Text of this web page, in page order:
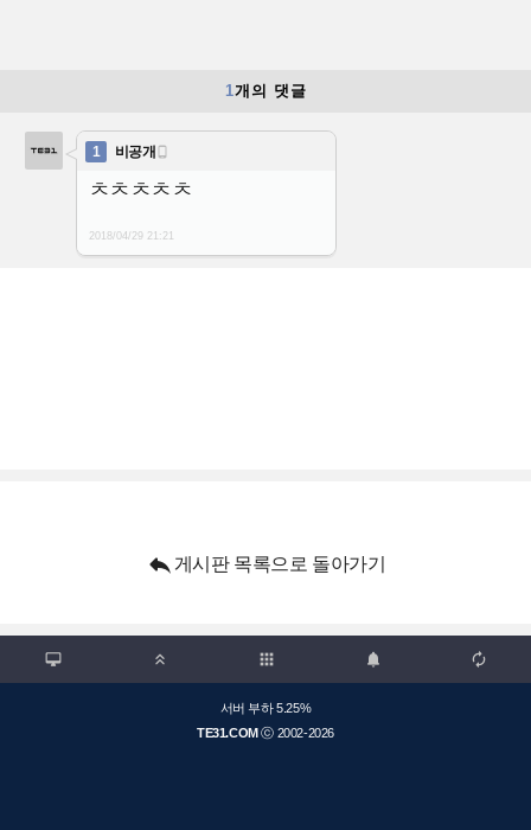
1개의 댓글
1 비공개 
ㅊㅊㅊㅊㅊ
2018/04/2921:21
 게시판 목록으로 돌아가기
  apps  
서버 부하 5.25%
TE31.COMⓒ 2002-2026